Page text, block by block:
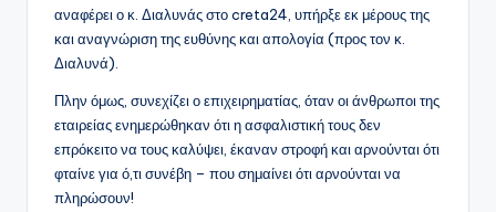
αναφέρει ο κ. Διαλυνάς στο creta24, υπήρξε εκ μέρους της
και αναγνώριση της ευθύνης και απολογία (προς τον κ.
Διαλυνά).
Πλην όμως, συνεχίζει ο επιχειρηματίας, όταν οι άνθρωποι της
εταιρείας ενημερώθηκαν ότι η ασφαλιστική τους δεν
επρόκειτο να τους καλύψει, έκαναν στροφή και αρνούνται ότι
φταίνε για ό,τι συνέβη – που σημαίνει ότι αρνούνται να
πληρώσουν!